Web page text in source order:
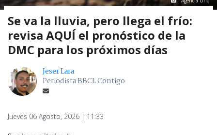
Se va la lluvia, pero llega el frío:
revisa AQUÍ el pronóstico de la
DMC para los próximos días
Jeser Lara
Periodista BBCL Contigo
Jueves 06 Agosto, 2026 | 11:33